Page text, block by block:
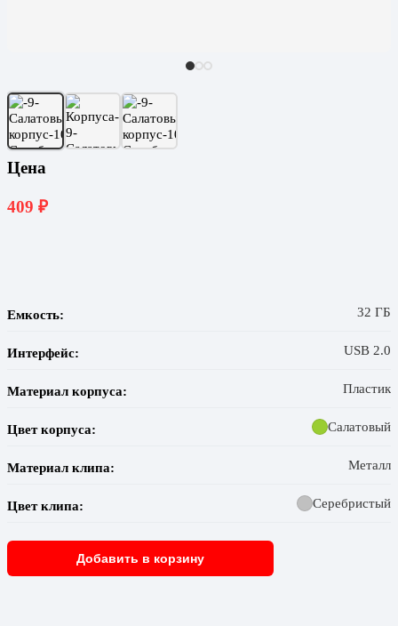
Цена
409 ₽
Емкость: 32 ГБ
Интерфейс: USB 2.0
Материал корпуса: Пластик
Цвет корпуса: Салатовый
Материал клипа: Металл
Цвет клипа: Серебристый
Добавить в корзину